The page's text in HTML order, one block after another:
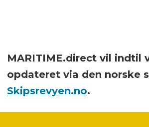
MARITIME.direct vil indtil
opdateret via den norske
Skipsrevyen.no.